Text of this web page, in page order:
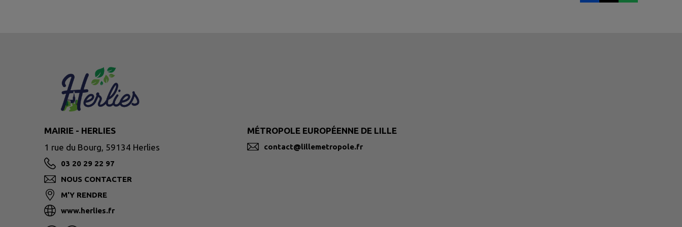
MAIRIE - HERLIES
1 rue du Bourg, 59134 Herlies
03 20 29 22 97
NOUS CONTACTER
M'Y RENDRE
www.herlies.fr
MÉTROPOLE EUROPÉENNE DE LILLE
contact@lillemetropole.fr